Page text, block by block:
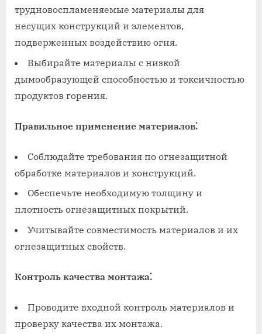
трудновоспламеняемые материалы для
несущих конструкций и элементов,
подверженных воздействию огня.
Выбирайте материалы с низкой
дымообразующей способностью и токсичностью
продуктов горения.
Правильное применение материалов⁚
Соблюдайте требования по огнезащитной
обработке материалов и конструкций.
Обеспечьте необходимую толщину и
плотность огнезащитных покрытий.
Учитывайте совместимость материалов и их
огнезащитных свойств.
Контроль качества монтажа⁚
Проводите входной контроль материалов и
проверку качества их монтажа.